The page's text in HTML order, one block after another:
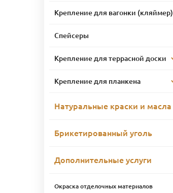
Крепление для вагонки (кляймер)
Спейсеры
Крепление для террасной доски
Крепление для планкена
Натуральные краски и масла
Брикетированный уголь
Дополнительные услуги
Окраска отделочных материалов